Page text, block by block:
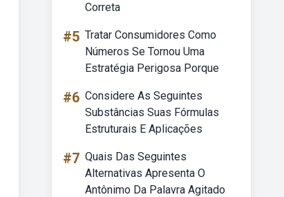
Correta
#5 Tratar Consumidores Como
Números Se Tornou Uma
Estratégia Perigosa Porque
#6 Considere As Seguintes
Substâncias Suas Fórmulas
Estruturais E Aplicações
#7 Quais Das Seguintes
Alternativas Apresenta O
Antônimo Da Palavra Agitado